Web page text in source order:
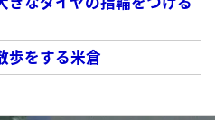
歩をする米倉